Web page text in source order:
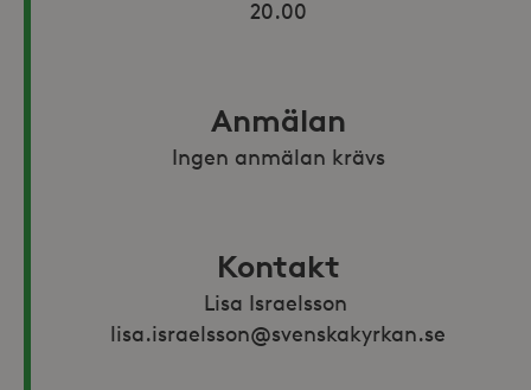
20.00
Anmälan
Ingen anmälan krävs
Kontakt
Lisa Israelsson
lisa.israelsson@svenskakyrkan.se